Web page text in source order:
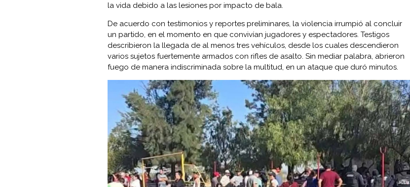
la vida debido a las lesiones por impacto de bala.
De acuerdo con testimonios y reportes preliminares, la violencia irrumpió al concluir
un partido, en el momento en que convivían jugadores y espectadores. Testigos
describieron la llegada de al menos tres vehículos, desde los cuales descendieron
varios sujetos fuertemente armados con rifles de asalto. Sin mediar palabra, abrieron
fuego de manera indiscriminada sobre la multitud, en un ataque que duró minutos.